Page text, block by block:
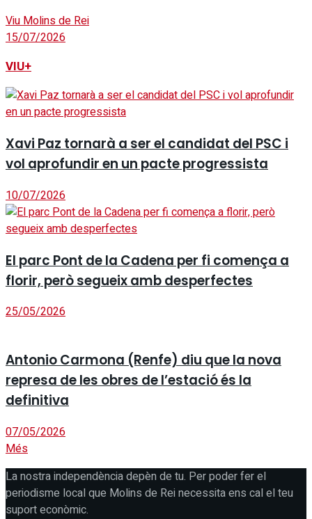
Viu Molins de Rei
15/07/2026
VIU+
Xavi Paz tornarà a ser el candidat del PSC i
vol aprofundir en un pacte progressista
10/07/2026
El parc Pont de la Cadena per fi comença a
florir, però segueix amb desperfectes
25/05/2026
Antonio Carmona (Renfe) diu que la nova
represa de les obres de l’estació és la
definitiva
07/05/2026
Més
La nostra independència depèn de tu. Per poder fer el
periodisme local que Molins de Rei necessita ens cal el teu
suport econòmic.